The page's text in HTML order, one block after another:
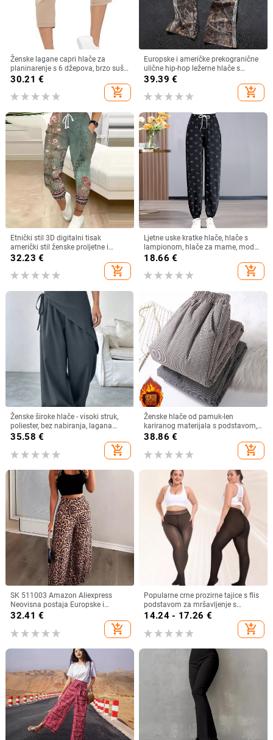
Ženske lagane capri hlače za
planinarenje s 6 džepova, brzo suše,
opuštenog kroja za aktivnosti na
30.21 €
add_shopping_cart
Europske i američke prekogranične
ulične hip-hop ležerne hlače s
uzorkom lišća i slova, prugasti
39.39 €
add_shopping_cart
Etnički stil 3D digitalni tisak
američki stil ženske proljetne i
jesenske nove hlače visokog struka,
ležerne sportske hlače širokih
nogavica ML1
32.23 €
add_shopping_cart
Ljetne uske kratke hlače, hlače s
lampionom, hlače za mame, modne
ženske uske harem hlače od ledene
18.66 €
add_shopping_cart
Ženske široke hlače - visoki struk,
poliester, bez nabiranja, lagana
elastičnost (Jesen 2025)
35.58 €
add_shopping_cart
Ženske hlače od pamuk-len
kariranog materijala s podstavom,
elastičan pojas, široki kroj, dugačke,
38.86 €
add_shopping_cart
SK 511003 Amazon Aliexpress
Neovisna postaja Europske i
američke prekogranične ženske
32.41 €
add_shopping_cart
Popularne crne prozirne tajice s flis
podstavom za mršavljenje s
jednom riječi i međunožjem, za
žene golih nogu, artefact najlonke
14.24 - 17.26 €
add_shopping_cart